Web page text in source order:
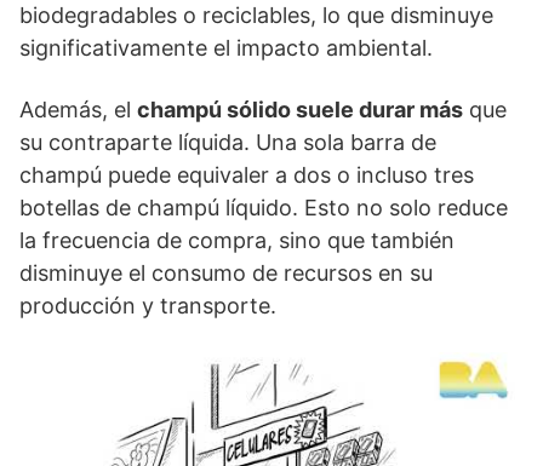
biodegradables o reciclables, lo que disminuye
significativamente el impacto ambiental.
Además, el champú sólido suele durar más que
su contraparte líquida. Una sola barra de
champú puede equivaler a dos o incluso tres
botellas de champú líquido. Esto no solo reduce
la frecuencia de compra, sino que también
disminuye el consumo de recursos en su
producción y transporte.